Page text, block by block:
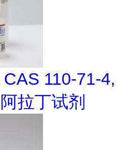
110-71-4,
拉丁试剂